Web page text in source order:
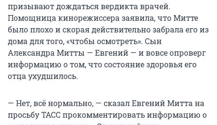
призывают дождаться вердикта врачей.
Помощница кинорежиссера заявила, что Митте
было плохо и скорая действительно забрала его из
дома для того, «чтобы осмотреть». Сын
Александра Митты — Евгений — и вовсе опроверг
информацию о том, что состояние здоровья его
отца ухудшилось.
— Нет, всё нормально, — сказал Евгений Митта на
просьбу ТАСС прокомментировать информацию о